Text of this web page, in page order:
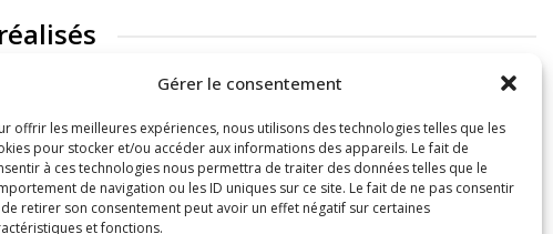
Gérer le consentement
offrir les meilleures expériences, nous utilisons des technologies telles que les
pour stocker et/ou accéder aux informations des appareils. Le fait de
à ces technologies nous permettra de traiter des données telles que le
de navigation ou les ID uniques sur ce site. Le fait de ne pas consentir
retirer son consentement peut avoir un effet négatif sur certaines
et fonctions.